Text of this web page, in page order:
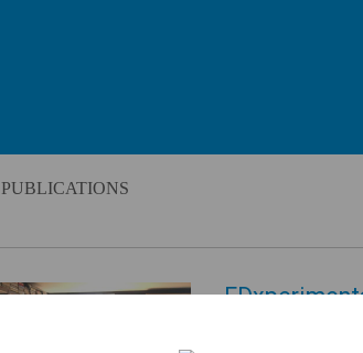
PUBLICATIONS